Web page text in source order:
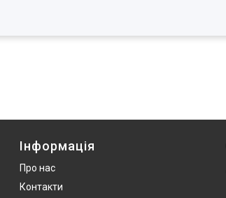
Інформація
Про нас
Контакти